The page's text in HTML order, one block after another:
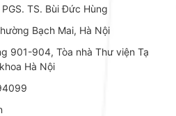
lý. Các
TS. Bùi Đức Hùng
Bạch Mai, Hà Nội
901-904, Tòa nhà Thư viện Tạ
Hà Nội